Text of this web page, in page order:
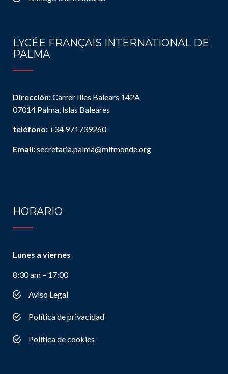
LYCÉE FRANÇAIS INTERNATIONAL DE
PALMA
Dirección:Carrer Illes Balears 142A
07014 Palma, Islas Baleares
teléfono: +34 971739260
Email:secretaria.palma@mlfmonde.org
HORARIO
Lunes a viernes
8:30 am – 17:00
Aviso Legal
Política de privacidad
Política de cookies